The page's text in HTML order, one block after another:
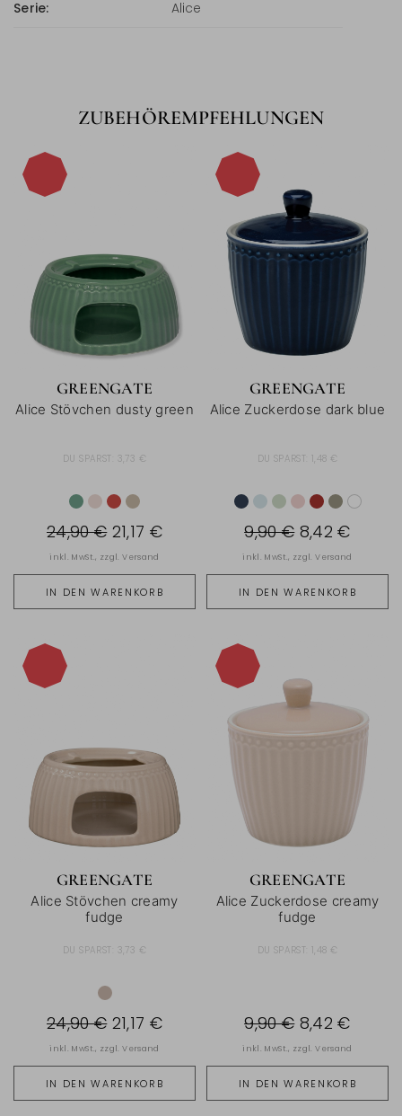
Serie: Alice
ZUBEHÖREMPFEHLUNGEN
GREENGATE
Alice Stövchen dusty green
DU SPARST: 3,73 €
IN DEN WARENKORB
24,90 € 21,17 €
inkl. MwSt., zzgl.Versand
GREENGATE
Alice Zuckerdose dark blue
DU SPARST: 1,48 €
IN DEN WARENKORB
9,90 € 8,42 €
inkl. MwSt., zzgl.Versand
GREENGATE
Alice Stövchen creamy
fudge
DU SPARST: 3,73 €
IN DEN WARENKORB
24,90 € 21,17 €
inkl. MwSt., zzgl.Versand
GREENGATE
Alice Zuckerdose creamy
fudge
DU SPARST: 1,48 €
IN DEN WARENKORB
9,90 € 8,42 €
inkl. MwSt., zzgl.Versand